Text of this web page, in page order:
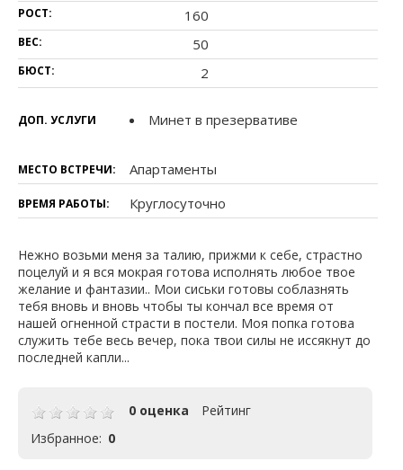
РОСТ: 160
ВЕС: 50
БЮСТ: 2
ДОП. УСЛУГИ Минет в презервативе
МЕСТО ВСТРЕЧИ: Апартаменты
ВРЕМЯ РАБОТЫ: Круглосуточно
Нежно возьми меня за талию, прижми к себе, страстно
поцелуй и я вся мокрая готова исполнять любое твое
желание и фантазии.. Мои сиськи готовы соблазнять
тебя вновь и вновь чтобы ты кончал все время от
нашей огненной страсти в постели. Моя попка готова
служить тебе весь вечер, пока твои силы не иссякнут до
последней капли...
Рейтинг
0 оценка
Избранное: 0